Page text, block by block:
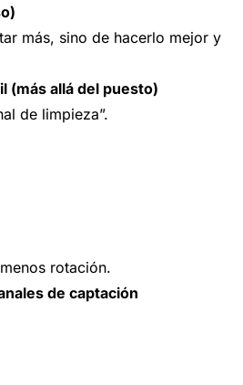
más, sino de hacerlo mejor y
(más allá del puesto)
de limpieza”.
rotación.
de captación